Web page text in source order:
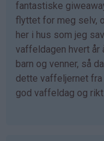
fantastiske
flyttet for meg selv,
her i hus som jeg
vaffeldagen hvert år
barn og venner, så
dette vaffeljernet
god vaffeldag og